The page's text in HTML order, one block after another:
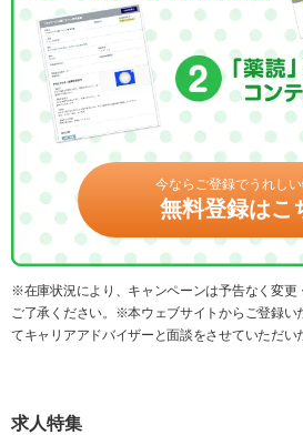
今ならご登録でうれしい
無料登録はこ
※在庫状況により、キャンペーンは予告なく変更
ご了承ください。※本ウェブサイトからご登録い
てキャリアアドバイザーと面談をさせていただい
求人特集